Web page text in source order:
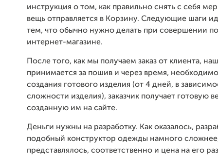
инструкция о том, как правильно снять с себя
вещь отправляется в Корзину. Следующие шаги
тем, что обычно нужно делать при совершении
интернет-магазине.
После того, как мы получаем заказ от клиента,
принимается за пошив и через время,
создания готового изделия (от 4 дней, в
сложности изделия), заказчик получает готовую
созданную им на сайте.
Деньги нужны на разработку. Как оказалось,
подобный конструктор одежды намного
представлялось, соответственно и цена на его